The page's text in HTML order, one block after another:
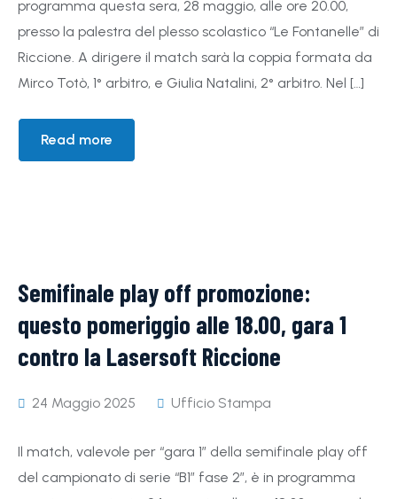
programma questa sera, 28 maggio, alle ore 20.00,
presso la palestra del plesso scolastico “Le Fontanelle” di
Riccione. A dirigere il match sarà la coppia formata da
Mirco Totò, 1° arbitro, e Giulia Natalini, 2° arbitro. Nel […]
Read more
Semifinale play off promozione:
questo pomeriggio alle 18.00, gara 1
contro la Lasersoft Riccione
24 Maggio 2025 Ufficio Stampa
Il match, valevole per “gara 1” della semifinale play off
del campionato di serie “B1” fase 2”, è in programma